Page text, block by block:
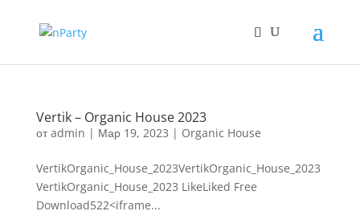
Vertik – Organic House 2023
отadmin | Мар 19, 2023 | Organic House
VertikOrganic_House_2023VertikOrganic_House_2023
VertikOrganic_House_2023 LikeLiked Free
Download522<iframe...